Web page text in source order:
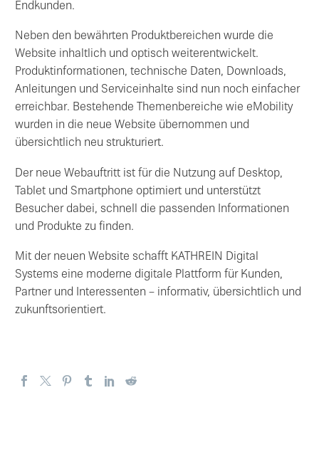
Endkunden.
Neben den bewährten Produktbereichen wurde die
Website inhaltlich und optisch weiterentwickelt.
Produktinformationen, technische Daten, Downloads,
Anleitungen und Serviceinhalte sind nun noch einfacher
erreichbar. Bestehende Themenbereiche wie eMobility
wurden in die neue Website übernommen und
übersichtlich neu strukturiert.
Der neue Webauftritt ist für die Nutzung auf Desktop,
Tablet und Smartphone optimiert und unterstützt
Besucher dabei, schnell die passenden Informationen
und Produkte zu finden.
Mit der neuen Website schafft KATHREIN Digital
Systems eine moderne digitale Plattform für Kunden,
Partner und Interessenten – informativ, übersichtlich und
zukunftsorientiert.